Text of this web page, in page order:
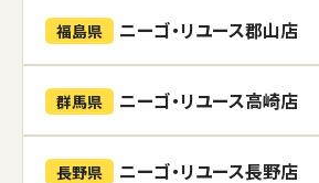
福島県 ニーゴ・リユース郡山店
群馬県 ニーゴ・リユース高崎店
長野県 ニーゴ・リユース長野店